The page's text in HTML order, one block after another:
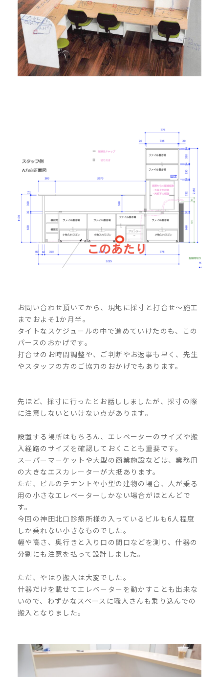
お問い合わせ頂いてから、現地に採寸と打合せ～施工
までおよそ1か月半。
タイトなスケジュールの中で進めていけたのも、この
パースのおかげです。
打合せのお時間調整や、ご判断やお返事も早く、先生
やスタッフの方のご協力のおかげでもあります。
先ほど、採寸に行ったとお話ししましたが、採寸の際
に注意しないといけない点があります。
設置する場所はもちろん、エレベーターのサイズや搬
入経路のサイズを確認しておくことも重要です。
スーパーマーケットや大型の商業施設などは、業務用
の大きなエスカレーターが大抵あります。
ただ、ビルのテナントや小型の建物の場合、人が乗る
用の小さなエレベーターしかない場合がほとんどで
す。
今回の神田北口診療所様の入っているビルも6 人程度
しか乗れない小さなものでした。
幅や高さ、奥行きと入り口の間口などを測り、什器の
分割にも注意を払って設計しました。
ただ、やはり搬入は大変でした。
什器だけを載せてエレベーターを動かすことも出来な
いので、わずかなスペースに職人さんも乗り込んでの
搬入となりました。